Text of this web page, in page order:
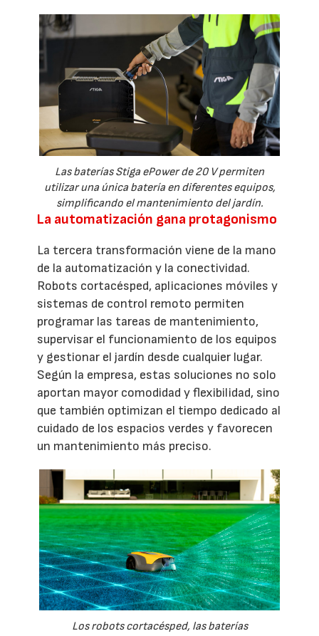
Las baterías Stiga ePower de 20 V permiten
utilizar una única batería en diferentes equipos,
simplificando el mantenimiento del jardín.
La automatización gana protagonismo
La tercera transformación viene de la mano
de la automatización y la conectividad.
Robots cortacésped, aplicaciones móviles y
sistemas de control remoto permiten
programar las tareas de mantenimiento,
supervisar el funcionamiento de los equipos
y gestionar el jardín desde cualquier lugar.
Según la empresa, estas soluciones no solo
aportan mayor comodidad y flexibilidad, sino
que también optimizan el tiempo dedicado al
cuidado de los espacios verdes y favorecen
un mantenimiento más preciso.
Los robots cortacésped, las baterías